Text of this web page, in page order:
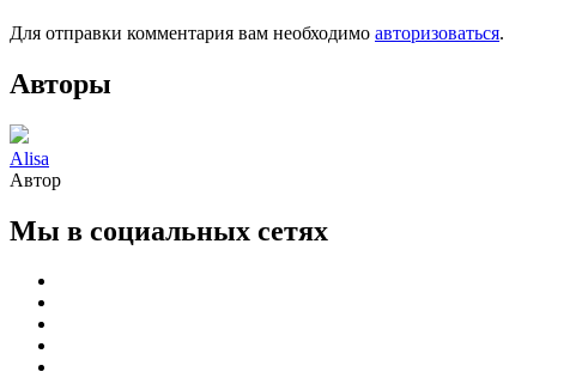
Для отправки комментария вам необходимо авторизоваться.
Авторы
Alisa
Автор
Мы в социальных сетях